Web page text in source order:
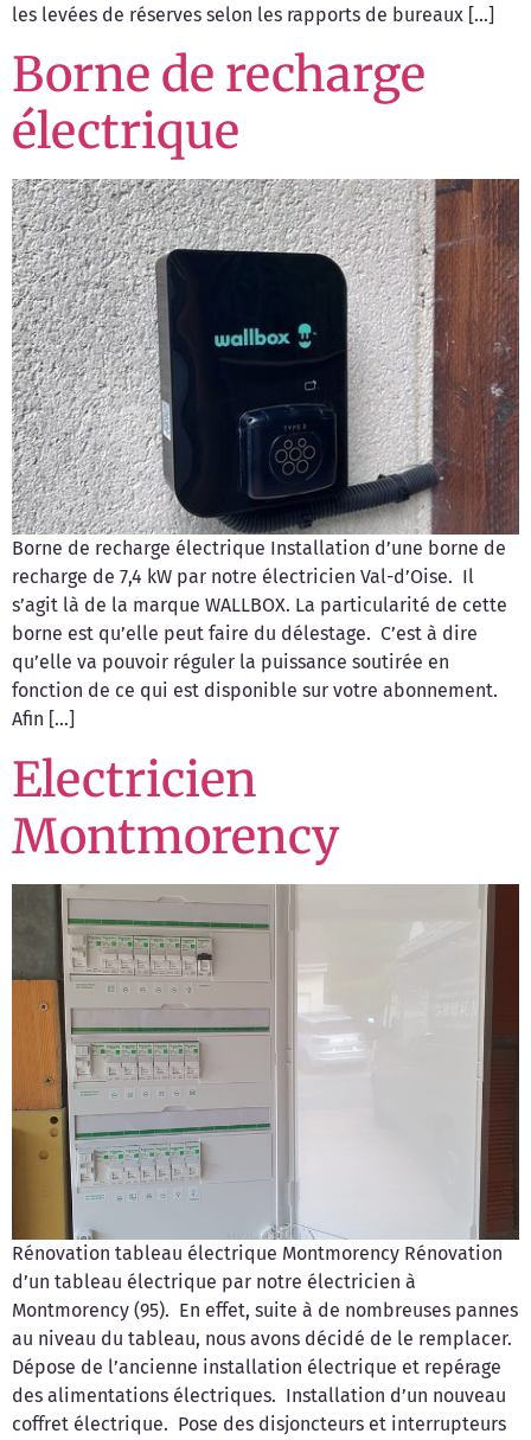
les levées de réserves selon les rapports de bureaux […]
Borne de recharge
électrique
Borne de recharge électrique Installation d’une borne de
recharge de 7,4 kW par notre électricien Val-d’Oise. Il
s’agit là de la marque WALLBOX. La particularité de cette
borne est qu’elle peut faire du délestage. C’est à dire
qu’elle va pouvoir réguler la puissance soutirée en
fonction de ce qui est disponible sur votre abonnement.
Afin […]
Electricien
Montmorency
Rénovation tableau électrique Montmorency Rénovation
d’un tableau électrique par notre électricien à
Montmorency (95). En effet, suite à de nombreuses pannes
au niveau du tableau, nous avons décidé de le remplacer.
Dépose de l’ancienne installation électrique et repérage
des alimentations électriques. Installation d’un nouveau
coffret électrique. Pose des disjoncteurs et interrupteurs